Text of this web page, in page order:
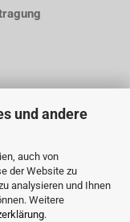
und andere
auch von
der Website zu
analysieren und Ihnen
Weitere
.